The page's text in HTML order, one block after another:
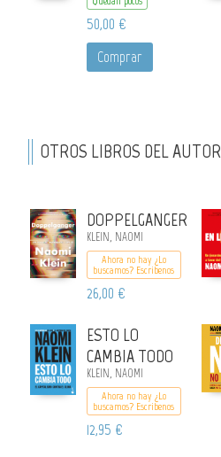
50,00 €
Comprar
OTROS LIBROS DEL AUTOR
DOPPELGANGER
KLEIN, NAOMI
Ahora no hay ¿Lo
buscamos? Escribenos
26,00 €
ESTO LO
CAMBIA TODO
KLEIN, NAOMI
Ahora no hay ¿Lo
buscamos? Escribenos
12,95 €